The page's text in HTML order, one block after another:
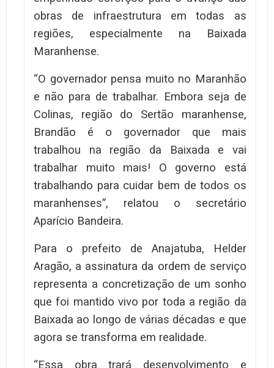
obras de infraestrutura em todas as
regiões, especialmente na Baixada
Maranhense.
“O governador pensa muito no Maranhão
e não para de trabalhar. Embora seja de
Colinas, região do Sertão maranhense,
Brandão é o governador que mais
trabalhou na região da Baixada e vai
trabalhar muito mais! O governo está
trabalhando para cuidar bem de todos os
maranhenses”, relatou o secretário
Aparício Bandeira.
Para o prefeito de Anajatuba, Helder
Aragão, a assinatura da ordem de serviço
representa a concretização de um sonho
que foi mantido vivo por toda a região da
Baixada ao longo de várias décadas e que
agora se transforma em realidade.
“Essa obra trará desenvolvimento e